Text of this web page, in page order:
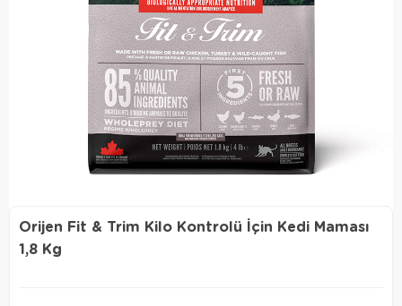
Orijen Fit & Trim Kilo Kontrolü İçin Kedi Maması
1,8 Kg